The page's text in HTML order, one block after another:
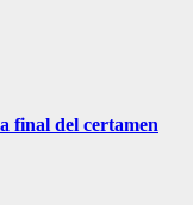
final del certamen